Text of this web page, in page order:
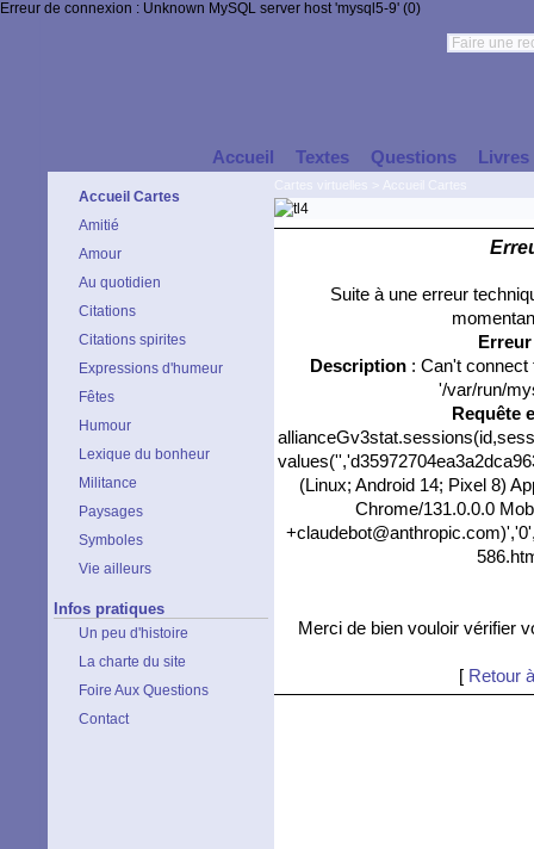
Erreur de connexion : Unknown MySQL server host 'mysql5-9' (0)
Accueil Textes Questions Livres
Accueil Cartes
Amitié
Amour
Au quotidien
Citations
Citations spirites
Expressions d'humeur
Fêtes
Humour
Lexique du bonheur
Militance
Paysages
Symboles
Vie ailleurs
Infos pratiques
Un peu d'histoire
La charte du site
Foire Aux Questions
Contact
Suite à une erreur
Description: Can't connect
'/var/run/
Requête
(Linux; Android 14; Pixel 8)
Chrome/131.0.0.0
Merci de bien vouloir vérifier
[ Retour